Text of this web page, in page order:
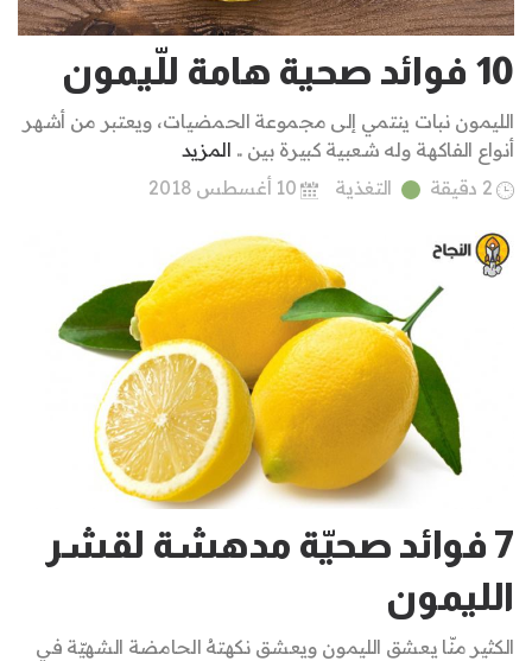
10 فوائد صحية هامة للّيمون
الليمون نبات ينتمي إلى مجموعة الحمضيات، ويعتبر من أشهر
أنواع الفاكهة وله شعبية كبيرة بين .. المزيد
2 دقيقة
التغذية 10 أغسطس 2018
7 فوائد صحيّة مدهشة لقشر
الليمون
الكثير منّا يعشق الليمون ويعشق نكهتهُ الحامضة الشهيّة في